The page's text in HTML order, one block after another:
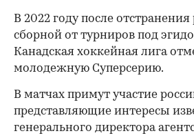
В 2022 году после
сборной от турниров под
Канадская хоккейная лига
молодежную Суперсерию.
В матчах примут участие
представляющие интересы
генерального директора